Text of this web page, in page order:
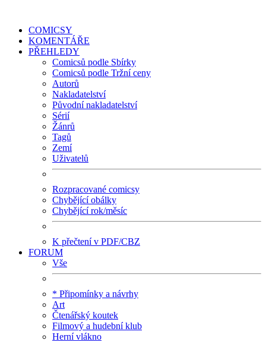
COMICSY
KOMENTÁŘE
PŘEHLEDY
Comicsů podle Sbírky
Comicsů podle Tržní ceny
Autorů
Nakladatelství
Původní nakladatelství
Sérií
Žánrů
Tagů
Zemí
Uživatelů
Rozpracované comicsy
Chybějící obálky
Chybějící rok/měsíc
K přečtení v PDF/CBZ
FORUM
Vše
* Připomínky a návrhy
Art
Čtenářský koutek
Filmový a hudební klub
Herní vlákno